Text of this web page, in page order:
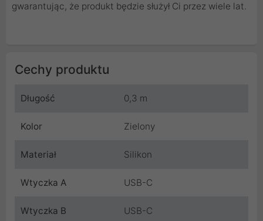
gwarantując, że produkt będzie służył Ci przez wiele lat.
Cechy produktu
Długość 0,3 m
Kolor Zielony
Materiał Silikon
Wtyczka A USB-C
Wtyczka B USB-C